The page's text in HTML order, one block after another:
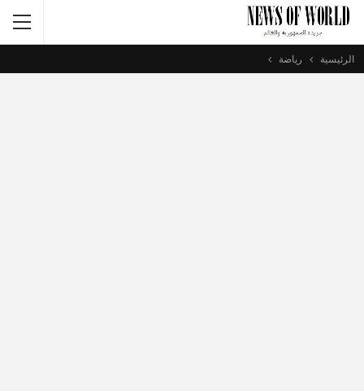
الرئيسية رياضة